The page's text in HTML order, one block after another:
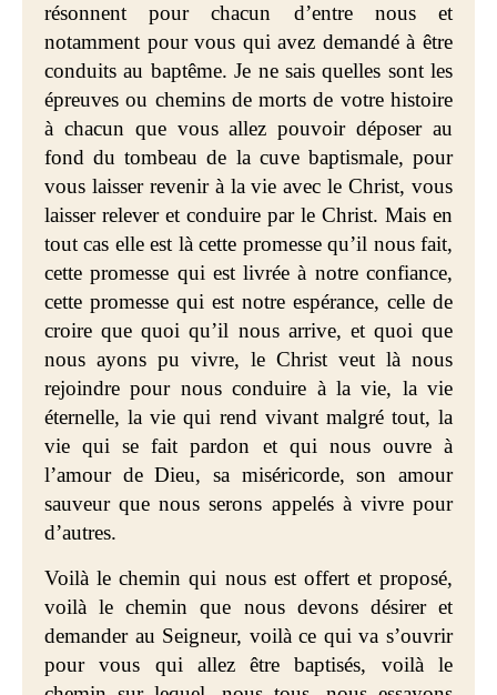
résonnent pour chacun d’entre nous et
notamment pour vous qui avez demandé à être
conduits au baptême. Je ne sais quelles sont les
épreuves ou chemins de morts de votre histoire
à chacun que vous allez pouvoir déposer au
fond du tombeau de la cuve baptismale, pour
vous laisser revenir à la vie avec le Christ, vous
laisser relever et conduire par le Christ. Mais en
tout cas elle est là cette promesse qu’il nous fait,
cette promesse qui est livrée à notre confiance,
cette promesse qui est notre espérance, celle de
croire que quoi qu’il nous arrive, et quoi que
nous ayons pu vivre, le Christ veut là nous
rejoindre pour nous conduire à la vie, la vie
éternelle, la vie qui rend vivant malgré tout, la
vie qui se fait pardon et qui nous ouvre à
l’amour de Dieu, sa miséricorde, son amour
sauveur que nous serons appelés à vivre pour
d’autres.
Voilà le chemin qui nous est offert et proposé,
voilà le chemin que nous devons désirer et
demander au Seigneur, voilà ce qui va s’ouvrir
pour vous qui allez être baptisés, voilà le